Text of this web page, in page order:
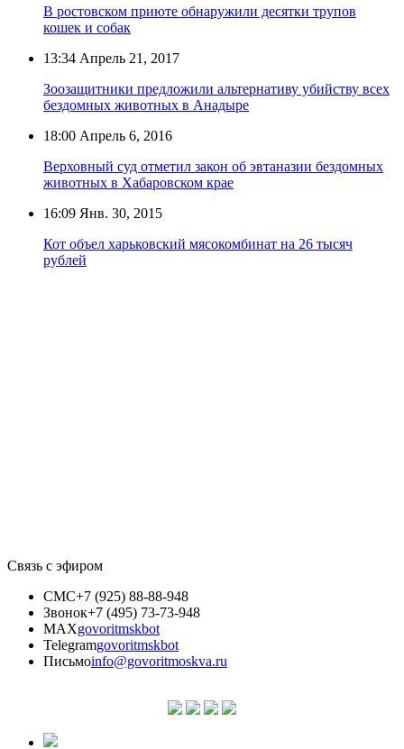
В ростовском приюте обнаружили десятки трупов
кошек и собак
13:34 Апрель 21, 2017
Зоозащитники предложили альтернативу убийству всех
бездомных животных в Анадыре
18:00 Апрель 6, 2016
Верховный суд отметил закон об эвтаназии бездомных
животных в Хабаровском крае
16:09 Янв. 30, 2015
Кот объел харьковский мясокомбинат на 26 тысяч
рублей
Связь с эфиром
СМС+7 (925) 88-88-948
Звонок+7 (495) 73-73-948
MAXgovoritmskbot
Telegramgovoritmskbot
Письмоinfo@govoritmoskva.ru